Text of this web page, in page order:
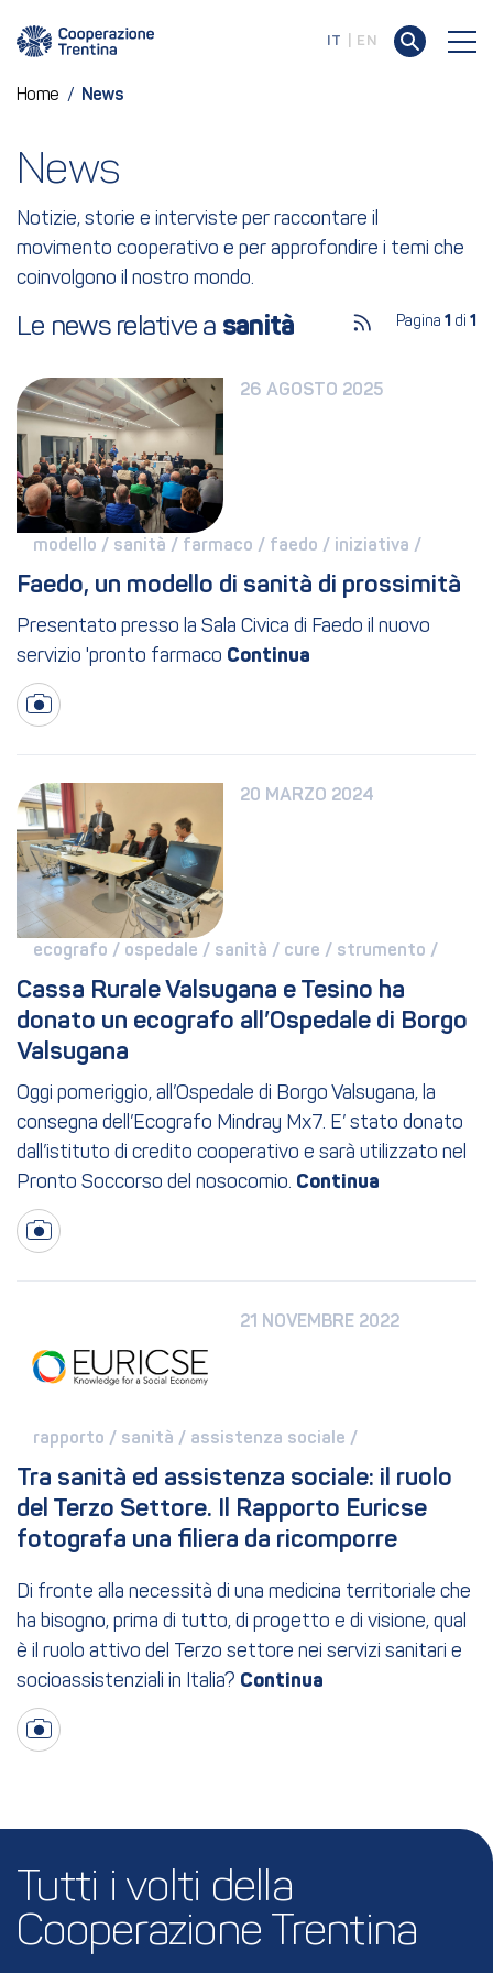
IT EN
Home / News
News
Notizie, storie e interviste per raccontare il
movimento cooperativo e per approfondire i temi che
coinvolgono il nostro mondo.
Le news relative a sanità Pagina 1 di 1
26 AGOSTO 2025
modello / sanità / farmaco / faedo / iniziativa /
Faedo, un modello di sanità di prossimità
Presentato presso la Sala Civica di Faedo il nuovo
servizio 'pronto farmaco
20 MARZO 2024
ecografo / ospedale / sanità / cure / strumento /
Cassa Rurale Valsugana e Tesino ha
donato un ecografo all’Ospedale di Borgo
Valsugana
Oggi pomeriggio, all’Ospedale di Borgo Valsugana, la
consegna dell’Ecografo Mindray Mx7. E’ stato donato
dall’istituto di credito cooperativo e sarà utilizzato nel
Pronto Soccorso del nosocomio.
21 NOVEMBRE 2022
rapporto / sanità / assistenza sociale /
Tra sanità ed assistenza sociale: il ruolo
del Terzo Settore. Il Rapporto Euricse
fotografa una filiera da ricomporre
Di fronte alla necessità di una medicina territoriale che
ha bisogno, prima di tutto, di progetto e di visione, qual
è il ruolo attivo del Terzo settore nei servizi sanitari e
socioassistenziali in Italia?
Tutti i volti della
Cooperazione Trentina